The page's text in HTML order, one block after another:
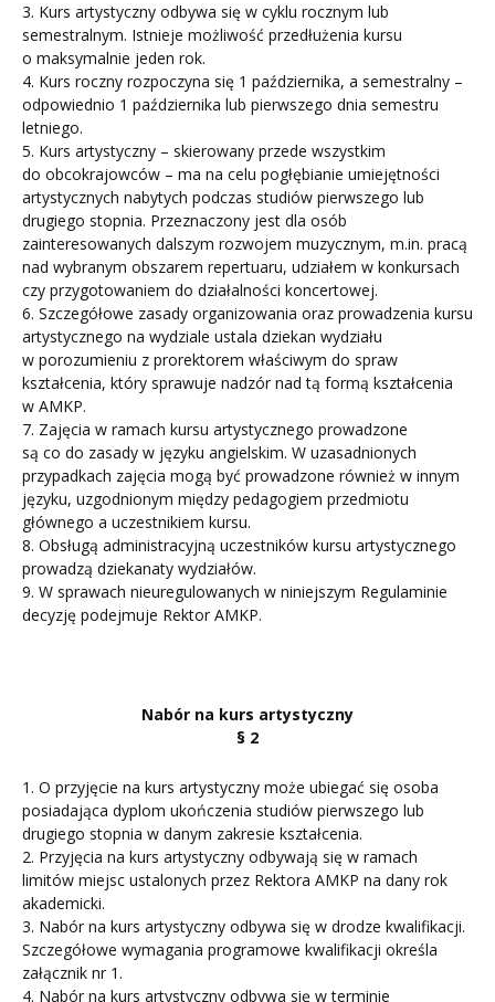
3. Kurs artystyczny odbywa się w cyklu rocznym lub
semestralnym. Istnieje możliwość przedłużenia kursu
o maksymalnie jeden rok.
4. Kurs roczny rozpoczyna się 1 października, a semestralny –
odpowiednio 1 października lub pierwszego dnia semestru
letniego.
5. Kurs artystyczny – skierowany przede wszystkim
do obcokrajowców – ma na celu pogłębianie umiejętności
artystycznych nabytych podczas studiów pierwszego lub
drugiego stopnia. Przeznaczony jest dla osób
zainteresowanych dalszym rozwojem muzycznym, m.in. pracą
nad wybranym obszarem repertuaru, udziałem w konkursach
czy przygotowaniem do działalności koncertowej.
6. Szczegółowe zasady organizowania oraz prowadzenia kursu
artystycznego na wydziale ustala dziekan wydziału
w porozumieniu z prorektorem właściwym do spraw
kształcenia, który sprawuje nadzór nad tą formą kształcenia
w AMKP.
7. Zajęcia w ramach kursu artystycznego prowadzone
są co do zasady w języku angielskim. W uzasadnionych
przypadkach zajęcia mogą być prowadzone również w innym
języku, uzgodnionym między pedagogiem przedmiotu
głównego a uczestnikiem kursu.
8. Obsługą administracyjną uczestników kursu artystycznego
prowadzą dziekanaty wydziałów.
9. W sprawach nieuregulowanych w niniejszym Regulaminie
decyzję podejmuje Rektor AMKP.
Nabór na kurs artystyczny
§ 2
1. O przyjęcie na kurs artystyczny może ubiegać się osoba
posiadająca dyplom ukończenia studiów pierwszego lub
drugiego stopnia w danym zakresie kształcenia.
2. Przyjęcia na kurs artystyczny odbywają się w ramach
limitów miejsc ustalonych przez Rektora AMKP na dany rok
akademicki.
3. Nabór na kurs artystyczny odbywa się w drodze kwalifikacji.
Szczegółowe wymagania programowe kwalifikacji określa
załącznik nr 1.
4. Nabór na kurs artystyczny odbywa się w terminie